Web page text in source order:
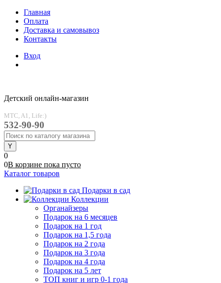
Главная
Оплата
Доставка и самовывоз
Контакты
Вход
Детский онлайн-магазин
MTC, A1, Life:)
532-90-90
0
0В корзине пока пусто
Каталог товаров
Подарки в сад
Коллекции
Органайзеры
Подарок на 6 месяцев
Подарок на 1 год
Подарок на 1,5 года
Подарок на 2 года
Подарок на 3 года
Подарок на 4 года
Подарок на 5 лет
ТОП книг и игр 0-1 года